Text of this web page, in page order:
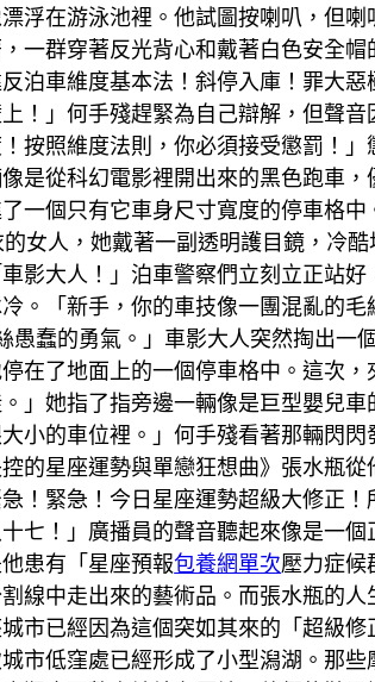
浮在游泳池裡。他試圖按喇叭，但
一群穿著反光背心和戴著白色安全
泊車維度基本法！斜停入庫！罪大
！」何手殘趕緊為自己辯解，但聲
照維度法則，你必須接受懲罰！
是從科幻電影裡開出來的黑色跑車
一個只有它車身尺寸寬度的停車格
女人，她戴著一副透明護目鏡，冷
影大人！」泊車警察們立刻立正站
。「新手，你的車技像一團混亂的毛
蠢的勇氣。」車影大人突然掏出一
在了地面上的一個停車格中。這次
」她指了指旁邊一輛像是巨型嬰兒
小的車位裡。」何手殘看著那輛閃
的星座運勢與單戀狂想曲》張水瓶
！緊急！今日星座運勢超級大修正
七！」廣播員的聲音聽起來像是一
患有「星座預報包養網單次壓力症候
線中走出來的藝術品。而張水瓶的
市已經因為這個突如其來的「超級
市低窪處已經形成了小型潟湖。那